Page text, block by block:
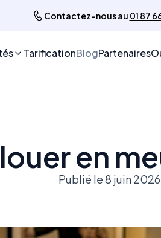
Contactez-nous au 01 87
TarificationBlogPartenaires
en
Publié le 8 juin 2026